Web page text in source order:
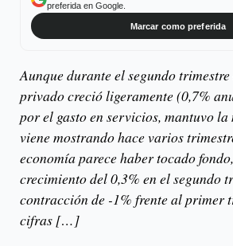
preferida en Google.
Marcar como preferida
Aunque durante el segundo
privado creció ligeramente (0,7%
por el gasto en servicios, mantuvo
viene mostrando hace varios
economía parece haber tocado
crecimiento del 0,3% en el segundo
contracción de -1% frente al primer
cifras […]